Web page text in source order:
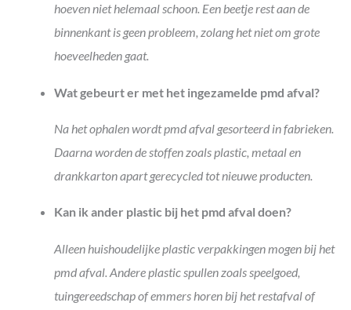
hoeven niet helemaal schoon. Een beetje rest aan de
binnenkant is geen probleem, zolang het niet om grote
hoeveelheden gaat.
Wat gebeurt er met het ingezamelde pmd afval?
Na het ophalen wordt pmd afval gesorteerd in fabrieken.
Daarna worden de stoffen zoals plastic, metaal en
drankkarton apart gerecycled tot nieuwe producten.
Kan ik ander plastic bij het pmd afval doen?
Alleen huishoudelijke plastic verpakkingen mogen bij het
pmd afval. Andere plastic spullen zoals speelgoed,
tuingereedschap of emmers horen bij het restafval of